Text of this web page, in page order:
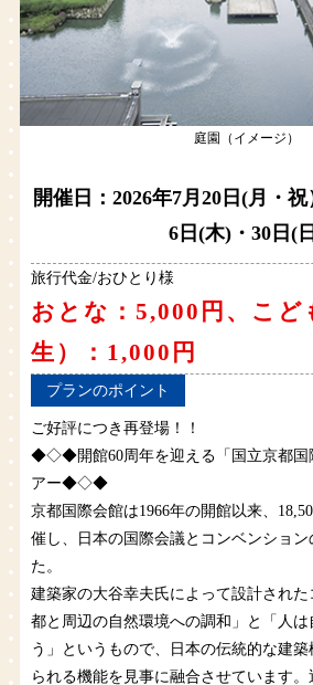
庭園（イメージ）
開催日：2026年7月20日(月・祝
6日(木)・30日(
旅行代金/おひとり様
おとな：5,000円、こど
生）：1,000円
プランのポイント
ご好評につき再登場！！
◆◇◆開館60周年を迎える「国立京都国
アー◆◇◆
京都国際会館は1966年の開館以来、
催し、日本の国際会議とコンベンショ
た。
建築家の大谷幸夫氏によって設計され
都と周辺の自然環境への調和」と「人
う」というもので、日本の伝統的な建
られる機能を見事に融合させています